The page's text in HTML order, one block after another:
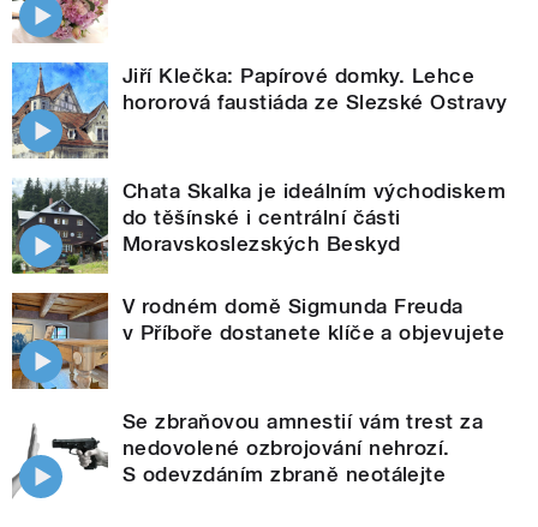
Jiří Klečka: Papírové domky. Lehce
hororová faustiáda ze Slezské Ostravy
Chata Skalka je ideálním východiskem
do těšínské i centrální části
Moravskoslezských Beskyd
V rodném domě Sigmunda Freuda
v Příboře dostanete klíče a objevujete
Se zbraňovou amnestií vám trest za
nedovolené ozbrojování nehrozí.
S odevzdáním zbraně neotálejte